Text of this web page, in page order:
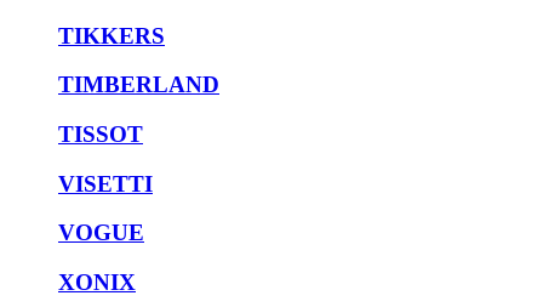
TIKKERS
TIMBERLAND
TISSOT
VISETTI
VOGUE
XONIX